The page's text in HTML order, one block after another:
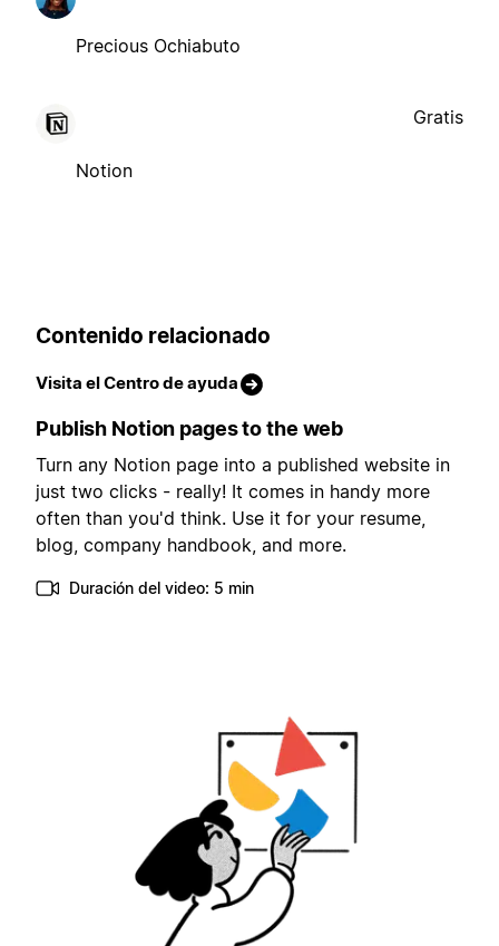
Precious Ochiabuto
Notion
Gratis
Contenido relacionado
Visita el Centro de ayuda
Publish Notion pages to the web
Turn any Notion page into a published website in
just two clicks - really! It comes in handy more
often than you'd think. Use it for your resume,
blog, company handbook, and more.
Duración del video: 5 min